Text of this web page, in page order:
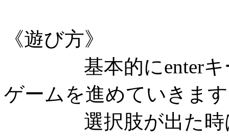
《遊び方》
基本的にenterキー
ゲームを進めていきま
選択肢が出た時は